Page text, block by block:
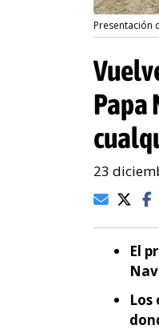
Presentación
Papa
23
El